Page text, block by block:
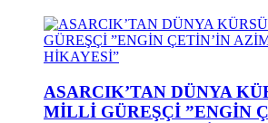
ASARCIK’TAN DÜNYA
MİLLİ GÜREŞÇİ ”ENGİN